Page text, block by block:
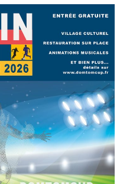
JEUNESSE & SPORTS